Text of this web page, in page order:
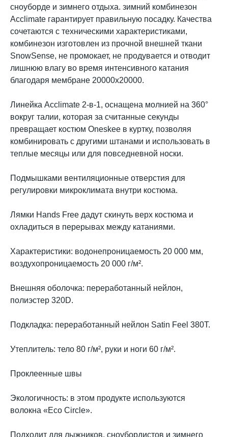
сноуборде и зимнего отдыха. зимний комбинезон
Acclimate гарантирует правильную посадку. Качества
сочетаются с техническими характеристиками,
комбинезон изготовлен из прочной внешней ткани
SnowSense, не промокает, не продувается и отводит
лишнюю влагу во время интенсивного катания
благодаря мембране 20000х20000.
Линейка Acclimate 2-в-1, оснащена молнией на 360°
вокруг талии, которая за считанные секунды
превращает костюм Oneskee в куртку, позволяя
комбинировать с другими штанами и использовать в
теплые месяцы или для повседневной носки.
Подмышками вентиляционные отверстия для
регулировки микроклимата внутри костюма.
Лямки Hands Free дадут скинуть верх костюма и
охладиться в перерывах между катаниями.
Характеристики: водонепроницаемость 20 000 мм,
воздухопроницаемость 20 000 г/м².
Внешняя оболочка: переработанный нейлон,
полиэстер 320D.
Подкладка: переработанный нейлон Satin Feel 380T.
Утеплитель: тело 80 г/м², руки и ноги 60 г/м².
Проклеенные швы
Экологичность: в этом продукте используются
волокна «Eco Circle».
Подходит для лыжников, сноубордистов и зимнего